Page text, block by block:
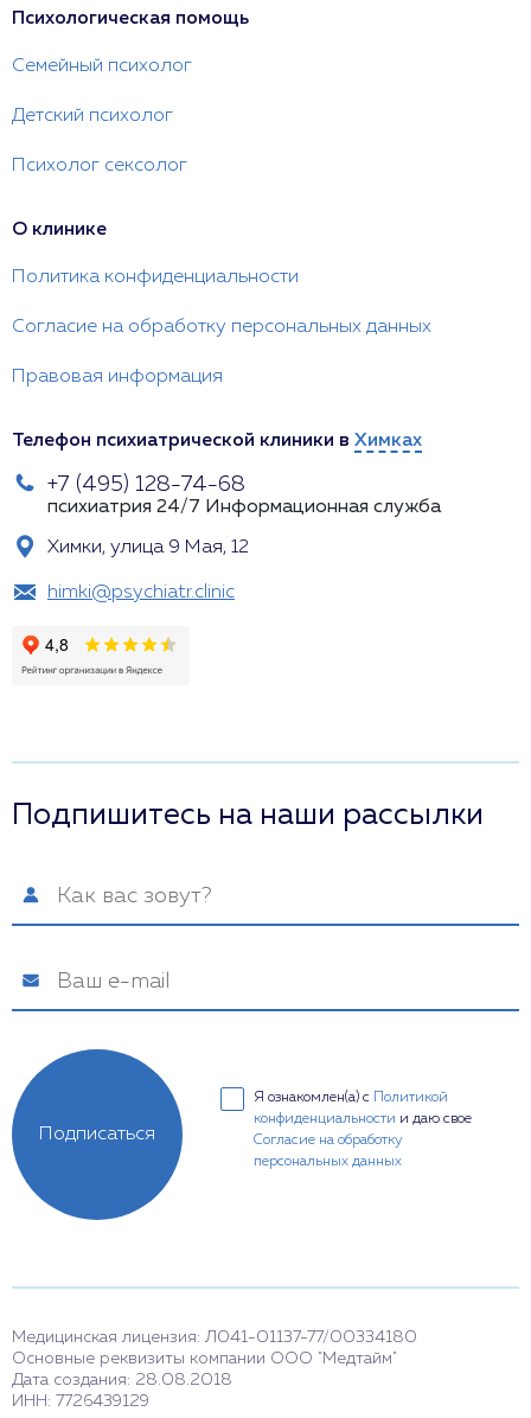
Психологическая помощь
Семейный психолог
Детский психолог
Психолог сексолог
О клинике
Политика конфиденциальности
Согласие на обработку персональных данных
Правовая информация
Телефон психиатрической клиники в Химках
+7 (495) 128-74-68
психиатрия 24/7 Информационная служба
Химки, улица 9 Мая, 12
himki@psychiatr.clinic
Подпишитесь на наши рассылки
Я ознакомлен(а) с
Политикой
конфиденциальности и даю свое
Согласие на обработку
персональных данных
Подписаться
Медицинская лицензия: Л041-01137-77/00334180
Основные реквизиты компании ООО "Медтайм"
Дата создания: 28.08.2018
ИНН: 7726439129